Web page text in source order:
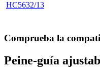
HC5632/13
Comprueba la
Peine-guía